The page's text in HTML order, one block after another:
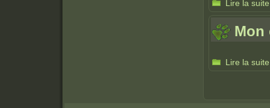
Lire la suite
Mon
Lire la suite